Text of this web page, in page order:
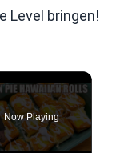
Level bringen!
Now Playing